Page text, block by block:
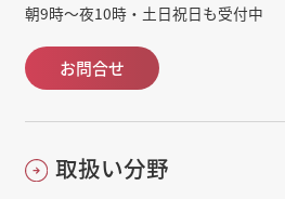
朝9時～夜10時・土日祝日も受付中
お問合せ
取扱い分野